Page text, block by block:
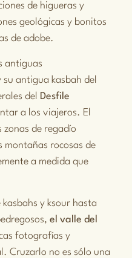
de higueras y
geológicas y bonitos
de adobe.
antiguas
su antigua kasbah del
del Desfile
a los viajeros. El
zonas de regadío
montañas rocosas de
a medida que
y ksour hasta
el valle del
fotografías y
Cruzarlo no es sólo una